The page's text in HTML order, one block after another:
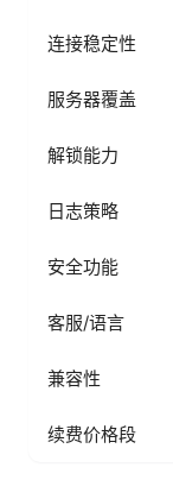
连接稳定性
服务器覆盖
解锁能力
日志策略
安全功能
客服/语言
兼容性
续费价格段